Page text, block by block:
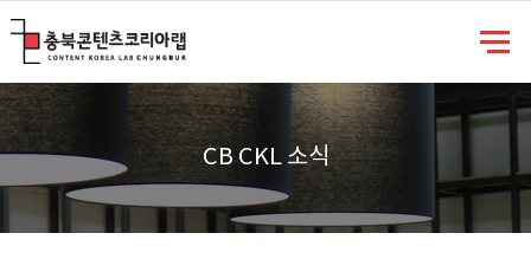
CB CKL 소식